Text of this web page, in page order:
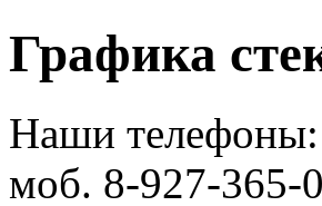
Графика
Наши телефоны:
моб. 8-927-365-